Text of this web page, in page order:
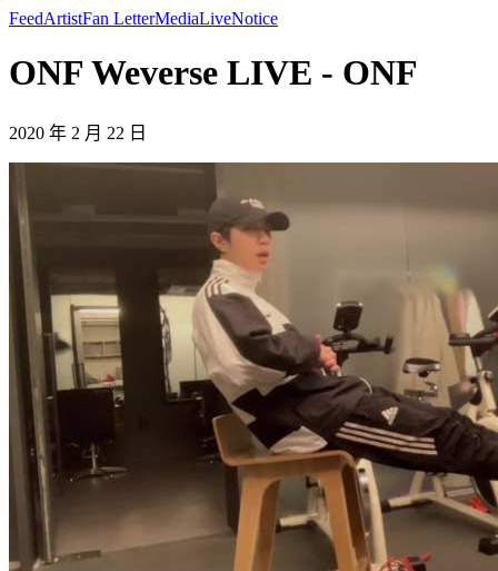
FeedArtistFan LetterMediaLiveNotice
ONF Weverse LIVE - ONF
2020 年 2 月 22 日